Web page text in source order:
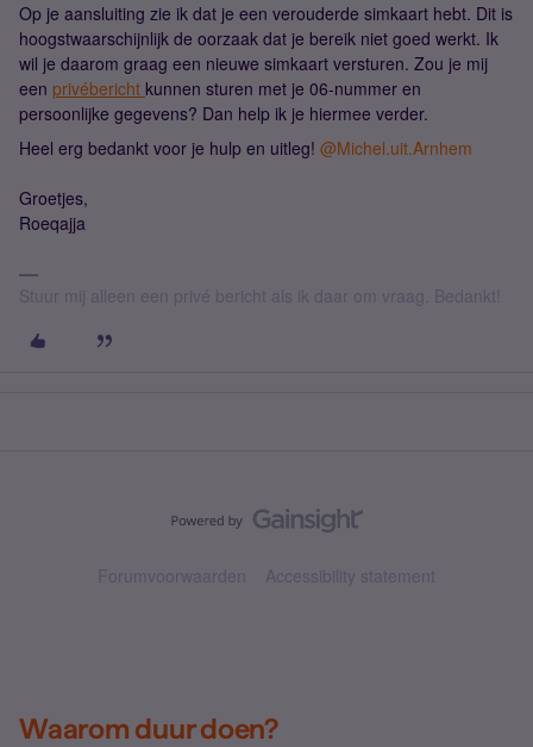
Op je aansluiting zie ik dat je een verouderde simkaart hebt. Dit is
hoogstwaarschijnlijk de oorzaak dat je bereik niet goed werkt. Ik
wil je daarom graag een nieuwe simkaart versturen. Zou je mij
een privébericht kunnen sturen met je 06-nummer en
persoonlijke gegevens? Dan help ik je hiermee verder.
Heel erg bedankt voor je hulp en uitleg! @Michel.uit.Arnhem
Groetjes,
Roeqajja
Stuur mij alleen een privé bericht als ik daar om vraag. Bedankt!
Forumvoorwaarden Accessibility statement
Waarom duur doen?